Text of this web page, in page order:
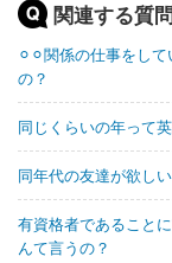
関連する質
⚪︎⚪︎関係の仕事をし
の？
同じくらいの年って
同年代の友達が欲し
有資格者であること
んて言うの？